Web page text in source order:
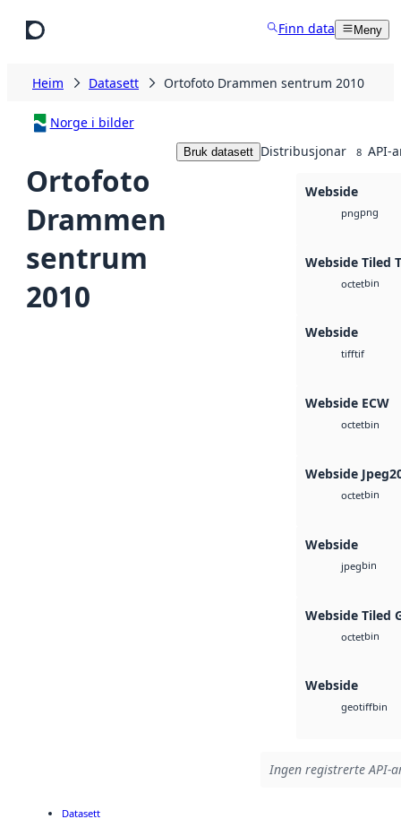
Finn data Meny
Heim Datasett Ortofoto Drammen sentrum 2010
Norge i bilder
Ortofoto
Drammen
sentrum
2010
Bruk datasett Distribusjonar 8 API-
Webside
pngpng
Webside Tiled
octetbin
Webside
tifftif
Webside ECW
octetbin
Webside
octetbin
Webside
jpegbin
Webside Tiled
octetbin
Webside
geotiffbin
Ingen registrerte API-
Datasett